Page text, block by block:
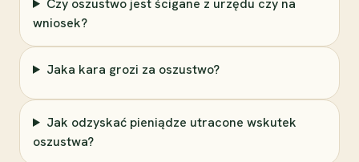
Czy oszustwo jest ścigane z urzędu czy na
wniosek?
Jaka kara grozi za oszustwo?
Jak odzyskać pieniądze utracone wskutek
oszustwa?